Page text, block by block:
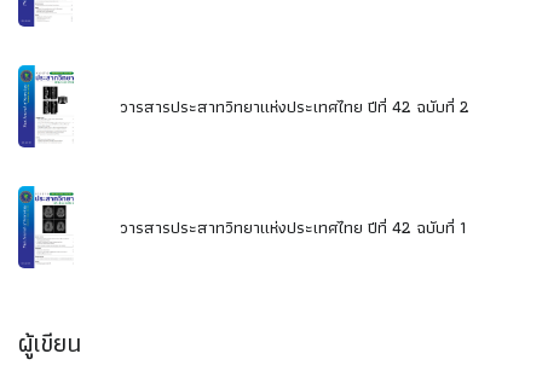
วารสารประสาทวิทยาแห่งประเทศไทย ปีที่ 42 ฉบับที่ 2
วารสารประสาทวิทยาแห่งประเทศไทย ปีที่ 42 ฉบับที่ 1
ผู้เขียน